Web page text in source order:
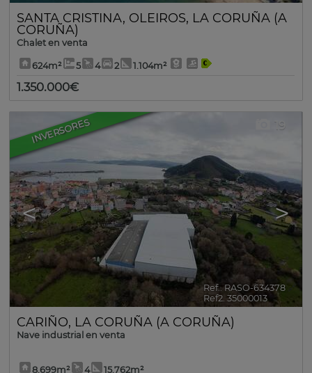
SANTA CRISTINA, OLEIROS, LA CORUÑA (A
CORUÑA)
Chalet en venta
624m² 5 4 2 1.104m²
1.350.000€
INVERSORES
< >
19
Ref.. RASO-634378 🔗
Ref2. 35000013
CARIÑO, LA CORUÑA (A CORUÑA)
Nave industrial en venta
8.699m² 4 15.762m²